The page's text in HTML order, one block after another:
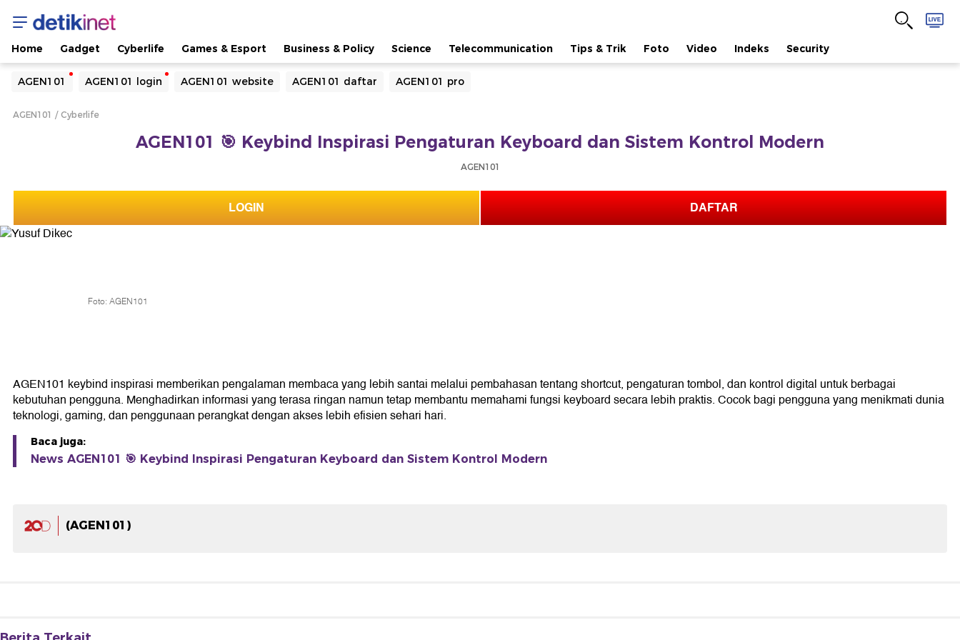
Home Gadget Cyberlife Games & Esport Business & Policy Science Telecommunication Tips & Trik Foto Video Indeks Security
AGEN101 AGEN101 login AGEN101 website AGEN101 daftar AGEN101 pro
Yang sedang ramai dicari
Loading...
AGEN101 Cyberlife
AGEN101 🎯 Keybind Inspirasi Pengaturan Keyboard dan Sistem Kontrol Modern
AGEN101
LOGIN DAFTAR
Foto: AGEN101
AGEN101 keybind inspirasi memberikan pengalaman membaca yang lebih santai melalui pembahasan tentang shortcut, pengaturan tombol, dan kontrol digital untuk berbagai
kebutuhan pengguna. Menghadirkan informasi yang terasa ringan namun tetap membantu memahami fungsi keyboard secara lebih praktis. Cocok bagi pengguna yang menikmati dunia
teknologi, gaming, dan penggunaan perangkat dengan akses lebih efisien sehari hari.
Baca juga:
News AGEN101 🎯 Keybind Inspirasi Pengaturan Keyboard dan Sistem Kontrol Modern
(AGEN101)